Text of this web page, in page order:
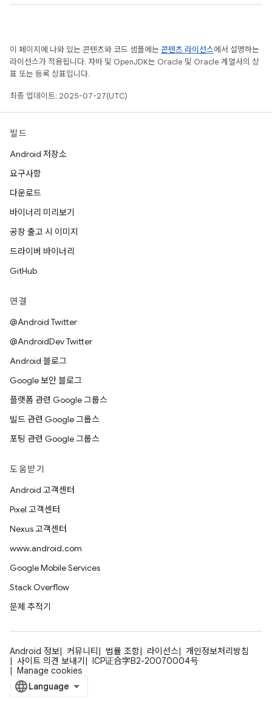
이 페이지에 나와 있는 콘텐츠와 코드 샘플에는 콘텐츠 라이선스에서 설명하는
라이선스가 적용됩니다. 자바 및 OpenJDK는 Oracle 및 Oracle 계열사의 상
표 또는 등록 상표입니다.
최종 업데이트: 2025-07-27(UTC)
빌드
Android 저장소
요구사항
다운로드
바이너리 미리보기
공장 출고 시 이미지
드라이버 바이너리
GitHub
연결
@Android Twitter
@AndroidDev Twitter
Android 블로그
Google 보안 블로그
플랫폼 관련 Google 그룹스
빌드 관련 Google 그룹스
포팅 관련 Google 그룹스
도움받기
Android 고객센터
Pixel 고객센터
Nexus 고객센터
www.android.com
Google Mobile Services
Stack Overflow
문제 추적기
Android 정보 커뮤니티 법률 조항 라이선스
개인정보처리방침
사이트 의견 보내기
ICP证合字B2-20070004号
Manage cookies